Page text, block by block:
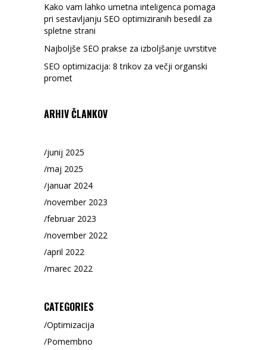
Kako vam lahko umetna inteligenca pomaga
pri sestavljanju SEO optimiziranih besedil za
spletne strani
Najboljše SEO prakse za izboljšanje uvrstitve
SEO optimizacija: 8 trikov za večji organski
promet
ARHIV ČLANKOV
junij 2025
maj 2025
januar 2024
november 2023
februar 2023
november 2022
april 2022
marec 2022
CATEGORIES
Optimizacija
Pomembno